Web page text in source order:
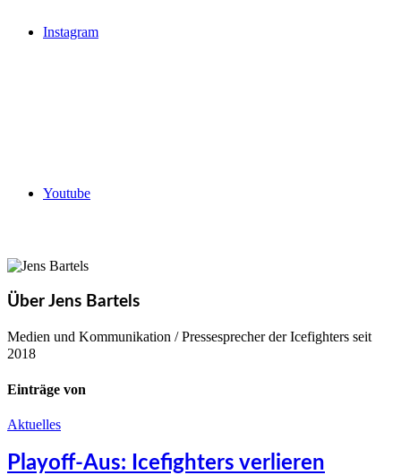
Instagram
Youtube
Über Jens Bartels
Medien und Kommunikation / Pressesprecher der Icefighters seit
2018
Einträge von
Aktuelles
Playoff-Aus: Icefighters verlieren